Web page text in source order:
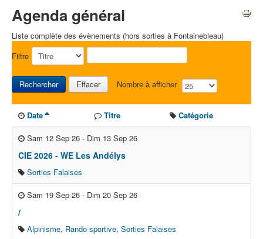
Agenda général
Liste complète des évènements (hors sorties à Fontainebleau)
Filtre
Rechercher Effacer Nombre à afficher
Date Titre Catégorie
Sam 12 Sep 26 - Dim 13 Sep 26
CIE 2026 - WE Les Andélys
Sorties Falaises
Sam 19 Sep 26 - Dim 20 Sep 26
/
Alpinisme, Rando sportive, Sorties Falaises